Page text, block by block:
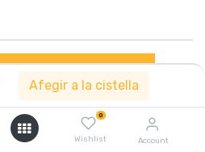
Afegir a la cistella
0
Wishlist Account